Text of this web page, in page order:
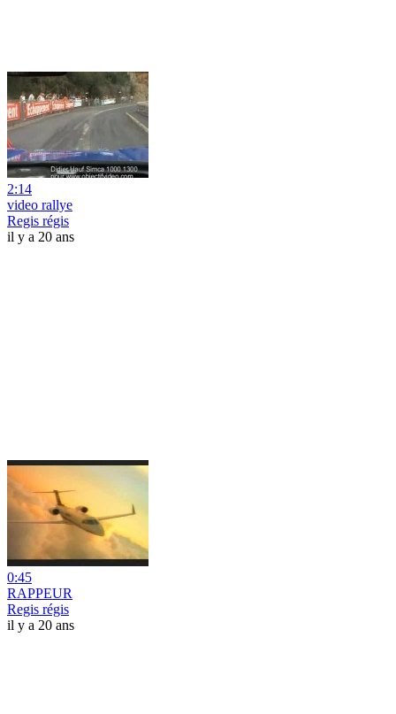
2:14
video rallye
Regis régis
il y a 20 ans
0:45
RAPPEUR
Regis régis
il y a 20 ans